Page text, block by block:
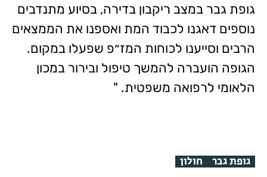
גופת גבר במצב ריקבון בדירה, בסיוע מתנדבים
נוספים דאגנו לכבוד המת ואספנו את הממצאים
הרבים וסייענו לכוחות המז״פ שפעלו במקום.
הגופה הועברה להמשך טיפול ובירור במכון
הלאומי לרפואה משפטית. "
גופת גבר חולון